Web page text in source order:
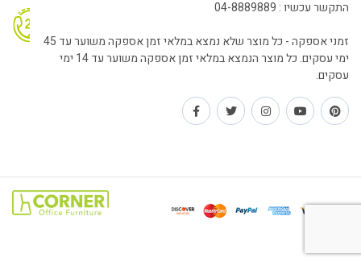
התקשר עכשיו : 04-8889889
זמני אספקה - כל מוצר שלא נמצא במלאי זמן אספקה משוער עד 45
ימי עסקים. כל מוצר הנמצא במלאי זמן אספקה משוער עד 14 ימי
עסקים.